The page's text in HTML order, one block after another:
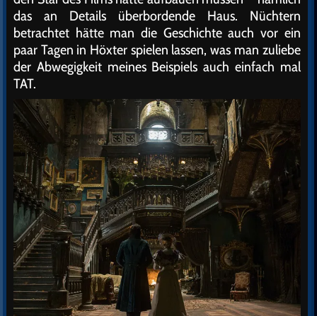
das an Details überbordende Haus. Nüchtern
betrachtet hätte man die Geschichte auch vor ein
paar Tagen in Höxter spielen lassen, was man zuliebe
der Abwegigkeit meines Beispiels auch einfach mal
TAT.